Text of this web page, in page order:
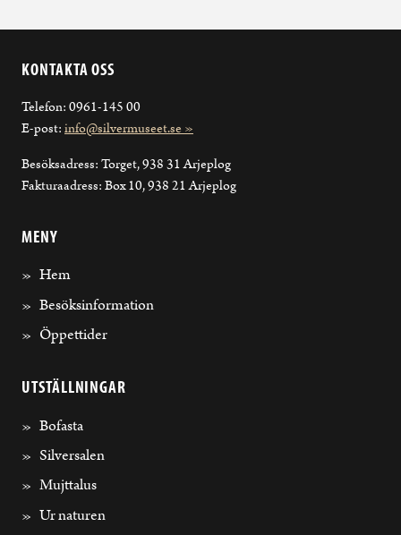
KONTAKTA OSS
Telefon: 0961-145 00
E-post:info@silvermuseet.se »
Besöksadress: Torget, 938 31 Arjeplog
Fakturaadress: Box 10, 938 21 Arjeplog
MENY
Hem
Besöksinformation
Öppettider
UTSTÄLLNINGAR
Bofasta
Silversalen
Mujttalus
Ur naturen